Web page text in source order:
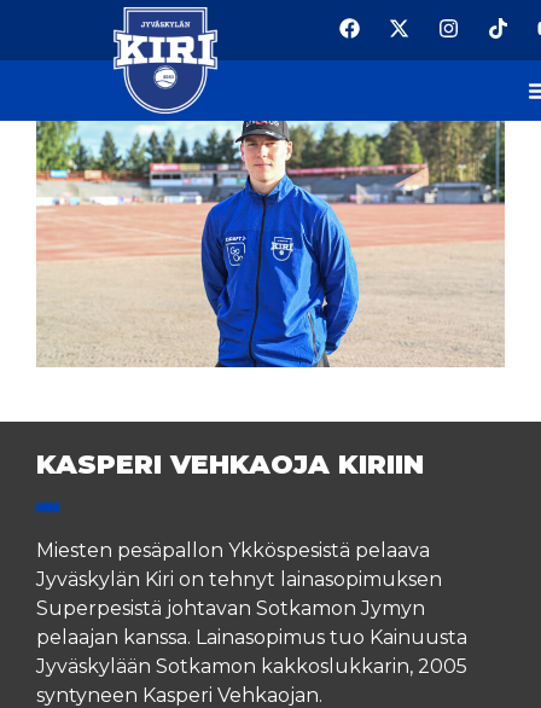
KASPERI VEHKAOJA KIRIIN
Miesten pesäpallon Ykköspesistä pelaava
Jyväskylän Kiri on tehnyt lainasopimuksen
Superpesistä johtavan Sotkamon Jymyn
pelaajan kanssa. Lainasopimus tuo Kainuusta
Jyväskylään Sotkamon kakkoslukkarin, 2005
syntyneen Kasperi Vehkaojan.